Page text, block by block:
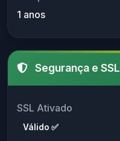
1 anos
Segurança e SSL
SSL Ativado
Válido ✅